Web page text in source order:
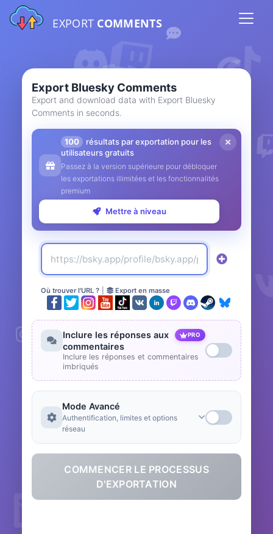
EXPORT COMMENTS
Export Bluesky Comments
Export and download data with Export Bluesky
Comments in seconds.
100
résultats par exportation pour les
utilisateurs gratuits
Passez à la version supérieure pour débloquer
les exportations illimitées et les fonctionnalités
premium
Mettre à niveau
Où trouver l'URL ? Export en masse
Inclure les réponses aux
commentaires
PRO
Inclure les réponses et commentaires
imbriqués
Mode Avancé
Authentification, limites et options
réseau
COMMENCER LE PROCESSUS
D'EXPORTATION